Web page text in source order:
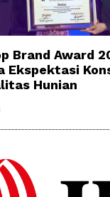
Brand Award
Ekspektasi
Hunian